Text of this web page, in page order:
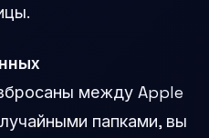
между Apple
папками, вы